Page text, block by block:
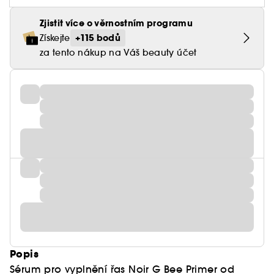
Zjistit více o věrnostním programu
Získejte +115 bodů
za tento nákup na Váš beauty účet
Popis
Sérum pro vyplnění řas Noir G Bee Primer od